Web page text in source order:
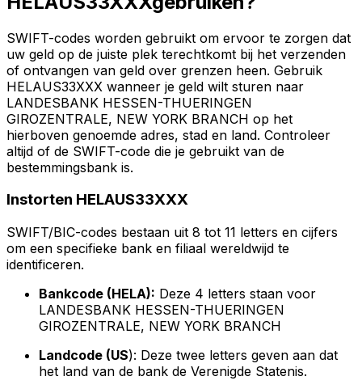
SWIFT-codes worden gebruikt om ervoor te zorgen dat
uw geld op de juiste plek terechtkomt bij het verzenden
of ontvangen van geld over grenzen heen. Gebruik
HELAUS33XXX wanneer je geld wilt sturen naar
LANDESBANK HESSEN-THUERINGEN
GIROZENTRALE, NEW YORK BRANCH op het
hierboven genoemde adres, stad en land. Controleer
altijd of de SWIFT-code die je gebruikt van de
bestemmingsbank is.
Instorten HELAUS33XXX
SWIFT/BIC-codes bestaan uit 8 tot 11 letters en cijfers
om een specifieke bank en filiaal wereldwijd te
identificeren.
Bankcode (HELA): Deze 4 letters staan voor
LANDESBANK HESSEN-THUERINGEN
GIROZENTRALE, NEW YORK BRANCH
Landcode (US): Deze twee letters geven aan dat
het land van de bank de Verenigde Statenis.